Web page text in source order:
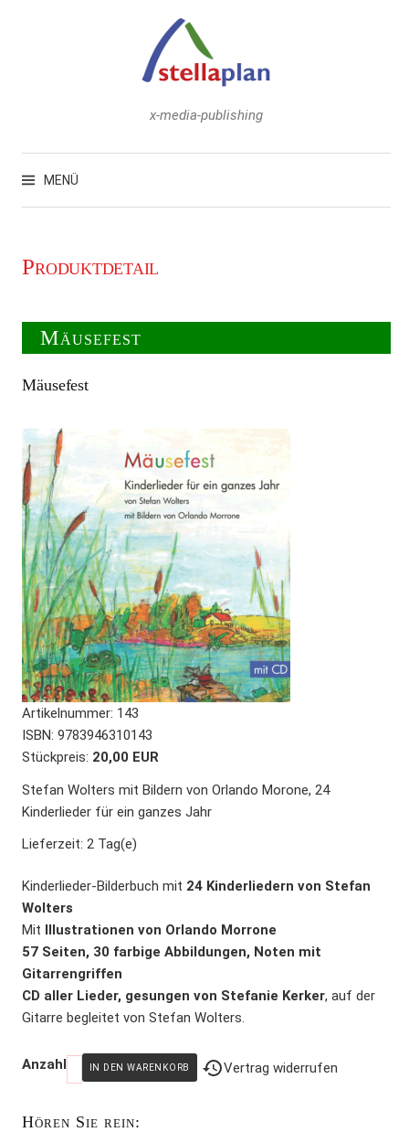
x-media-publishing
MENÜ
Suchen
Produktdetail
Mäusefest
Mäusefest
Artikelnummer: 143
ISBN:9783946310143
Stückpreis: 20,00 EUR
Stefan Wolters mit Bildern von Orlando Morone, 24
Kinderlieder für ein ganzes Jahr
Lieferzeit: 2 Tag(e)
Kinderlieder-Bilderbuch mit 24 Kinderliedern von Stefan
Wolters
Mit Illustrationen von Orlando Morrone
57 Seiten, 30 farbige Abbildungen, Noten mit
Gitarrengriffen
CD aller Lieder, gesungen von Stefanie Kerker, auf der
Gitarre begleitet von Stefan Wolters.
Anzahl Vertrag widerrufen
Hören Sie rein: